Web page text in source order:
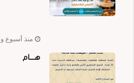
منذ أسبوع
هــــام